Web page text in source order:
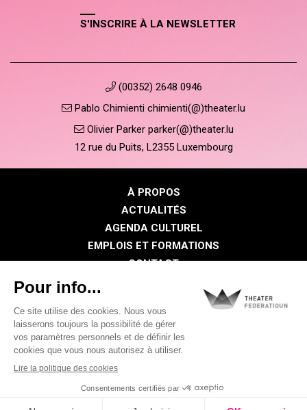
S'INSCRIRE À LA NEWSLETTER
(00352) 2648 0946
Pablo Chimienti chimienti(@)theater.lu
Olivier Parker parker(@)theater.lu
12 rue du Puits, L2355 Luxembourg
À PROPOS
ACTUALITÉS
AGENDA CULTUREL
EMPLOIS ET FORMATIONS
CONTACT
Politique de confidentialité
Politique des cookies